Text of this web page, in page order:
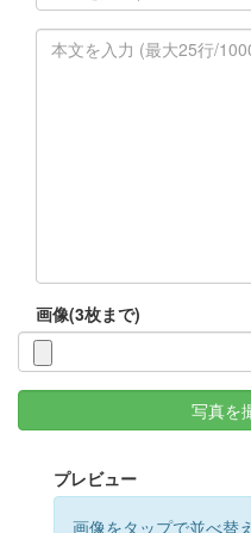
画像(3枚まで)
写真を
プレビュー
画像をタップで並べ替